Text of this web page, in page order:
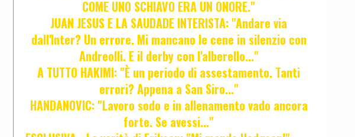
COME UNO SCHIAVO ERA UN ONORE."
JUAN JESUS E LA SAUDADE INTERISTA: "Andare via
dall'Inter? Un errore. Mi mancano le cene in silenzio con
Andreolli. E il derby con l'alberello..."
A TUTTO HAKIMI: "È un periodo di assestamento. Tanti
errori? Appena a San Siro..."
HANDANOVIC: "Lavoro sodo e in allenamento vado ancora
forte. Se avessi..."